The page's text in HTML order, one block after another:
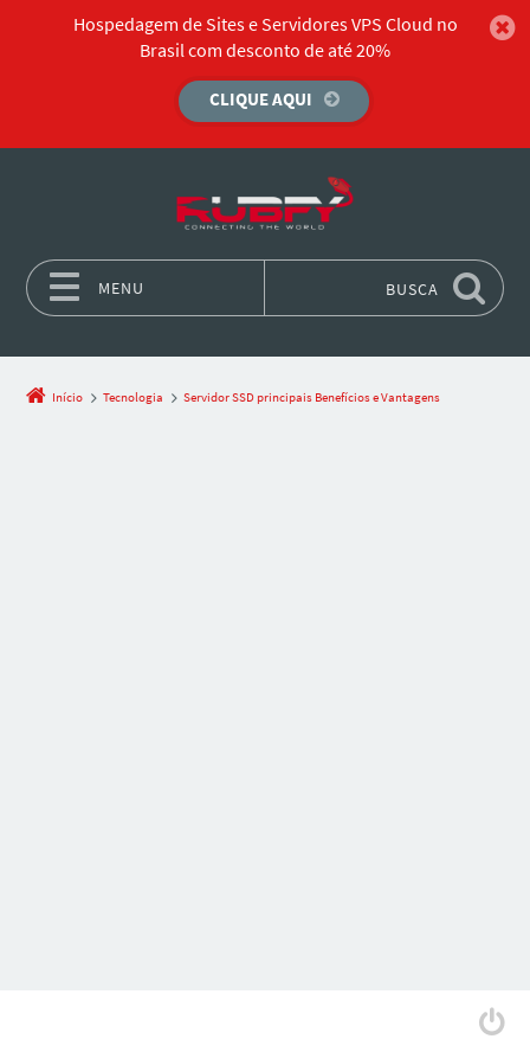
Hospedagem de Sites e Servidores VPS Cloud no
Brasil com desconto de até 20%
CLIQUE AQUI
MENU BUSCA
Início Tecnologia Servidor SSD principais Benefícios e Vantagens